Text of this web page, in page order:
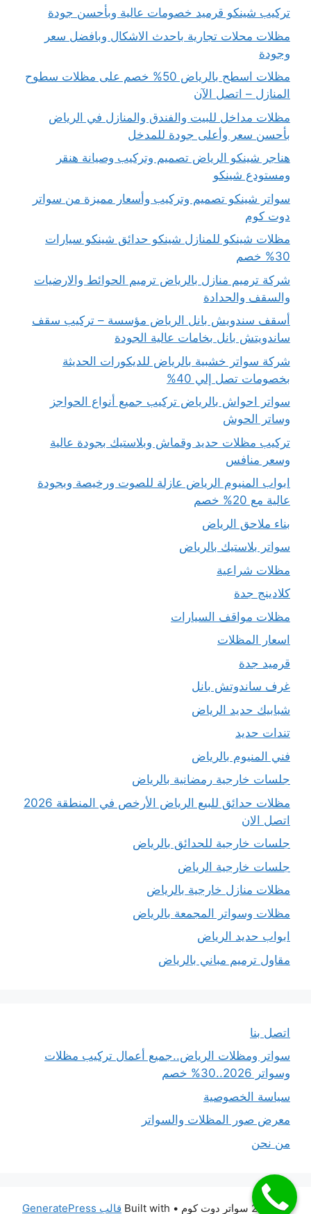
تركيب شينكو قرميد خصومات عالية وبأحسن جودة
مظلات محلات تجارية باحدث الاشكال وبافضل سعر
وجودة
مظلات اسطح بالرياض 50% خصم على مظلات سطوح
المنازل – اتصل الآن
مظلات مداخل للبيت والفندق والمنازل في الرياض
بأحسن سعر وأعلى جودة للمدخل
هناجر شينكو الرياض تصميم وتركيب وصيانة هنقر
ومستودع شينكو
سواتر شينكو تصميم وتركيب وأسعار مميزة من سواتر
دوت كوم
مظلات شينكو للمنازل شينكو حدائق شينكو سيارات
30% خصم
شركة ترميم منازل بالرياض ترميم الحوائط والارضيات
والسقف والحدادة
أسقف سندويش بانل الرياض مؤسسة – تركيب سقف
ساندويتش بانل بخامات عالية الجودة
شركة سواتر خشبية بالرياض للديكورات الحديثة
بخصومات تصل إلي 40%
سواتر احواش بالرياض تركيب جميع أنواع الحواجز
وساتر الحوش
تركيب مظلات حديد وقماش وبلاستيك بجودة عالية
وسعر منافس
ابواب المنيوم الرياض عازلة للصوت ورخيصة وبجودة
عالية مع 20% خصم
بناء ملاحق الرياض
سواتر بلاستيك بالرياض
مظلات شراعية
كلادينج جدة
مظلات مواقف السيارات
اسعار المظلات
قرميد جدة
غرف ساندوتش بانل
شبابيك حديد الرياض
تندات حديد
فني المنيوم بالرياض
جلسات خارجية رمضانية بالرياض
مظلات حدائق للبيع الرياض الأرخص في المنطقة 2026
اتصل الان
جلسات خارجية للحدائق بالرياض
جلسات خارجية الرياض
مظلات منازل خارجية بالرياض
مظلات وسواتر المجمعة بالرياض
ابواب حديد الرياض
مقاول ترميم مباني بالرياض
اتصل بنا
سواتر ومظلات الرياض..جميع أعمال تركيب مظلات
وسواتر 2026..30% خصم
سياسة الخصوصية
معرض صور المظلات والسواتر
من نحن
© 2026 سواتر دوت كوم • Built with قالب GeneratePress